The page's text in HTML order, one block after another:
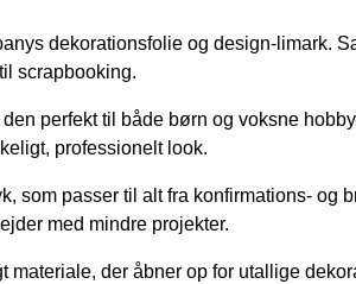
dekorationsfolie og design-limark.
scrapbooking.
perfekt til både børn og voksne
professionelt look.
som passer til alt fra konfirmations-
med mindre projekter.
der åbner op for utallige